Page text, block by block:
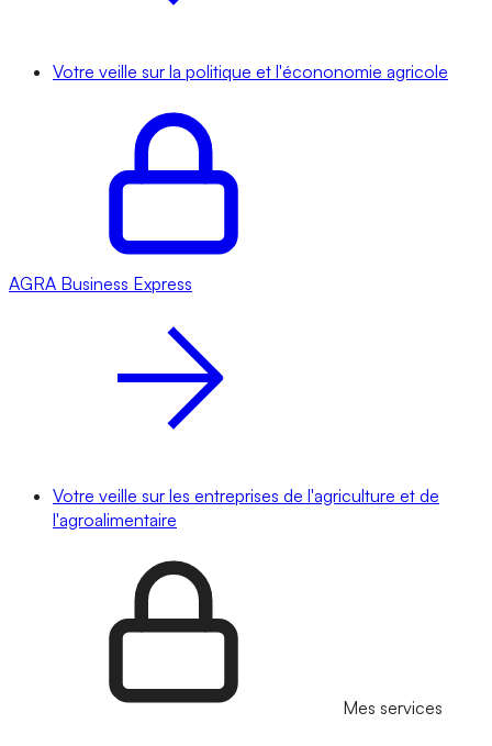
Votre veille sur la politique et l'écononomie agricole
AGRA Business Express
Votre veille sur les entreprises de l'agriculture et de
l'agroalimentaire
Mes services